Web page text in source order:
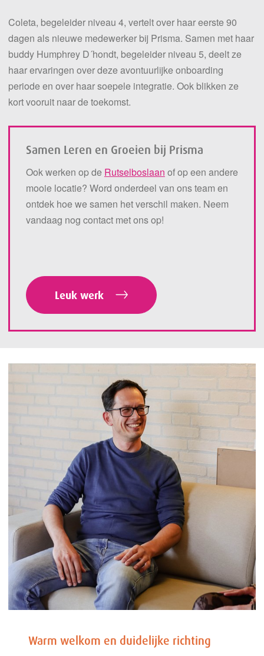
Coleta, begeleider niveau 4, vertelt over haar eerste 90
dagen als nieuwe medewerker bij Prisma. Samen met haar
buddy Humphrey D´hondt, begeleider niveau 5, deelt ze
haar ervaringen over deze avontuurlijke onboarding
periode en over haar soepele integratie. Ook blikken ze
kort vooruit naar de toekomst.
Samen Leren en Groeien bij Prisma
Ook werken op de Rutselboslaan of op een andere
mooie locatie? Word onderdeel van ons team en
ontdek hoe we samen het verschil maken. Neem
vandaag nog contact met ons op!
Leuk werk
Warm welkom en duidelijke richting